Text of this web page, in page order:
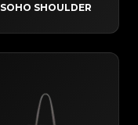
SOHO SHOULDER